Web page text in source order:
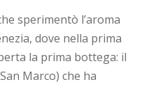
sperimentò l’aroma
dove nella prima
la prima bottega: il
Marco) che ha